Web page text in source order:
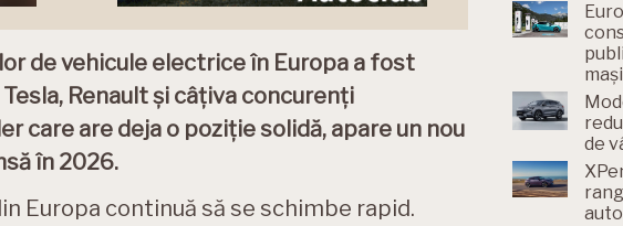
de vehicule electrice în Europa a fost
Renault și câțiva concurenți
care are deja o poziție solidă, apare un nou
în 2026.
Europa continuă să se schimbe rapid.
de